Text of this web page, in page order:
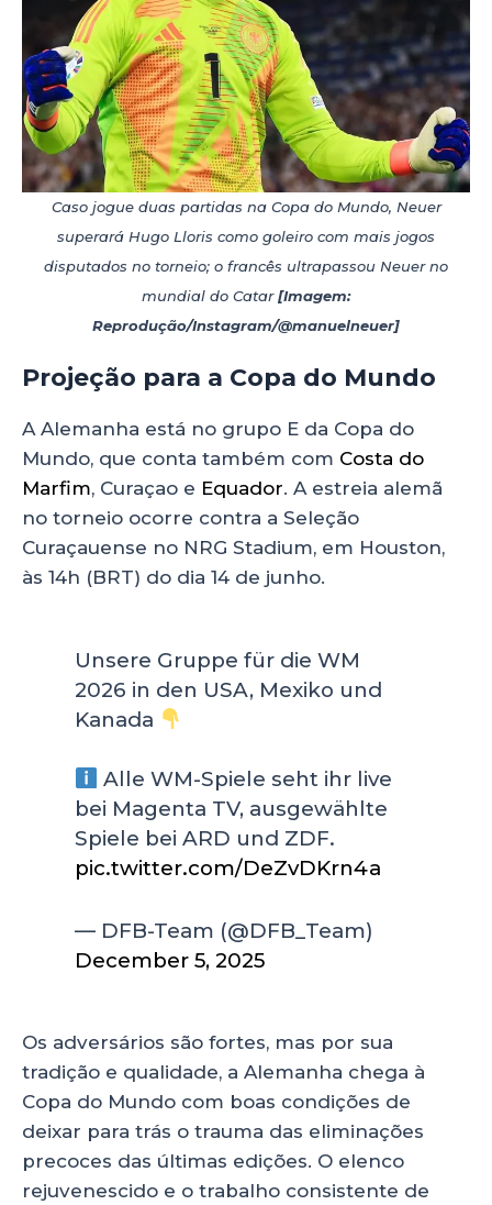
Caso jogue duas partidas na Copa do Mundo, Neuer
superará Hugo Lloris como goleiro com mais jogos
disputados no torneio; o francês ultrapassou Neuer no
mundial do Catar[Imagem:
Reprodução/Instagram/@manuelneuer]
Projeção para a Copa do Mundo
A Alemanha está no grupo E da Copa do
Mundo, que conta também com Costa do
Marfim, Curaçao e Equador. A estreia alemã
no torneio ocorre contra a Seleção
Curaçauense no NRG Stadium, em Houston,
às 14h (BRT) do dia 14 de junho.
Unsere Gruppe für die WM
2026 in den USA, Mexiko und
Kanada
Alle WM-Spiele seht ihr live
bei Magenta TV, ausgewählte
Spiele bei ARD und ZDF.
pic.twitter.com/DeZvDKrn4a
— DFB-Team (@DFB_Team)
December 5, 2025
Os adversários são fortes, mas por sua
tradição e qualidade, a Alemanha chega à
Copa do Mundo com boas condições de
deixar para trás o trauma das eliminações
precoces das últimas edições. O elenco
rejuvenescido e o trabalho consistente de